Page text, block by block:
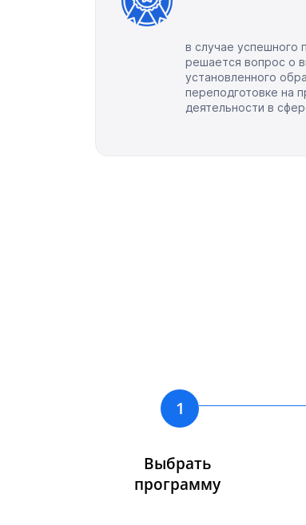
в случае успешного
решается вопрос о
установленного
переподготовке на
деятельности в
1
Выбрать
программу